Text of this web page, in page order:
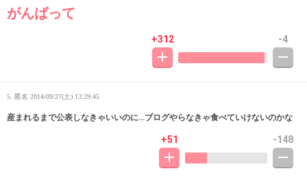
がんばって
+312 -4
5. 匿名 2014/09/27(土) 13:29:45
産まれるまで公表しなきゃいいのに…ブログやらなきゃ食べていけないのかな
+51 -148